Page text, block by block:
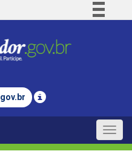
Comunica BR
Legislação
gov.br
Toggle